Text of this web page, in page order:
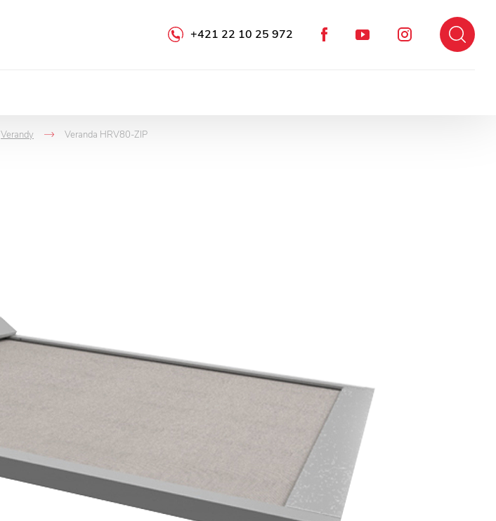
Instagram
YouTube
Facebook
+421 22 10 25 972
->
Verandy Veranda HRV80-ZIP